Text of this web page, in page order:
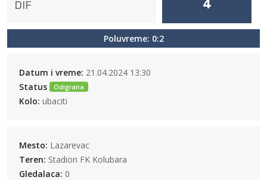
DIF 4
Poluvreme: 0:2
Datum i vreme: 21.04.2024 13:30
Status
Odigrana
Kolo: ubaciti
Mesto: Lazarevac
Teren: Stadion FK Kolubara
Gledalaca: 0